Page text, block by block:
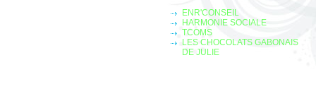
ENR'CONSEIL
HARMONIE SOCIALE
TCOMS
LES CHOCOLATS GABONAIS
DE JULIE